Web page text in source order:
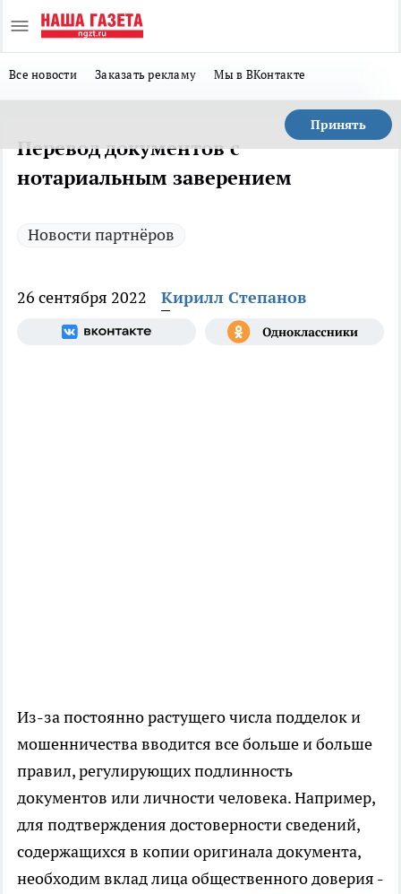
Все новости Заказать рекламу Мы в ВКонтакте
Принять
Перевод документов с
нотариальным заверением
Новости партнёров
26 сентября 2022 Кирилл Степанов
Из-за постоянно растущего числа подделок и
мошенничества вводится все больше и больше
правил, регулирующих подлинность
документов или личности человека. Например,
для подтверждения достоверности сведений,
содержащихся в копии оригинала документа,
необходим вклад лица общественного доверия -